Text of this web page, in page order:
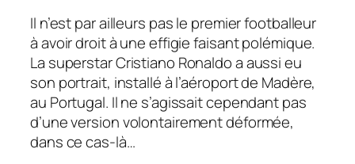
Il n’est par ailleurs pas le premier footballeur
à avoir droit à une effigie faisant polémique.
La superstar Cristiano Ronaldo a aussi eu
son portrait, installé à l’aéroport de Madère,
au Portugal. Il ne s’agissait cependant pas
d’une version volontairement déformée,
dans ce cas-là…